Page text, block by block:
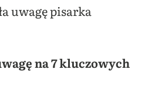
uwagę pisarka
na 7 kluczowych